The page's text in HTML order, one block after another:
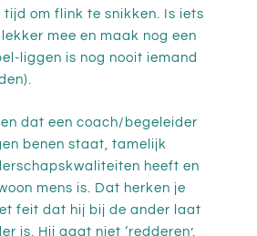
tijd om flink te snikken. Is iets
mee en maak nog een
liggen is nog nooit iemand
dat een coach/begeleider
benen staat, tamelijk
heeft en
mens is. Dat herken je
feit dat hij bij de ander laat
is. Hij gaat niet ‘redderen’.